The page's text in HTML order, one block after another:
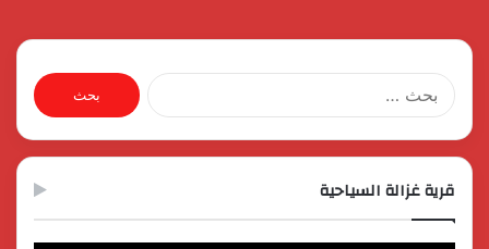
البحث
عن:
قرية غزالة السياحية